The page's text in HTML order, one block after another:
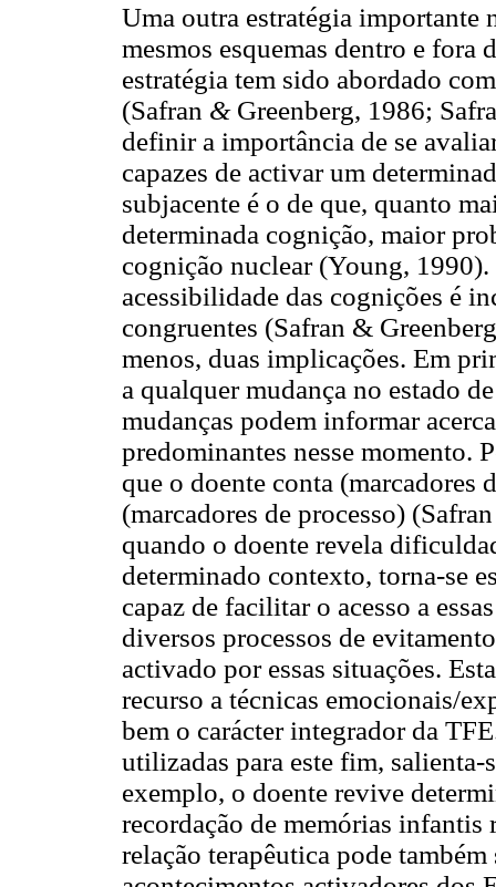
Uma outra estratégia importante
mesmos esquemas dentro e fora
estratégia tem sido abordado
(Safran &Greenberg, 1986;
definir a importância de se
capazes de activar um
subjacente é o de que, quanto
determinada cognição, maior
cognição nuclear (Young,
acessibilidade das cognições é
congruentes (Safran &
menos, duas implicações. Em
a qualquer mudança no estado
mudanças podem informar
predominantes nesse momento.
que o doente conta (marcadores
(marcadores de processo)
quando o doente revela
determinado contexto, torna-se
capaz de facilitar o acesso a
diversos processos de
activado por essas situações.
recurso a técnicas emocionais/
bem o carácter integrador da
utilizadas para este fim, salienta-
exemplo, o doente revive
recordação de memórias infantis
relação terapêutica pode